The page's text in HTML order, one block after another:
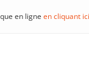
en ligne en cliquant ici